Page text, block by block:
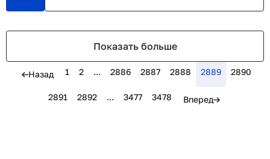
Показать больше
Назад 1 2 ... 2886 2887 2888 2889 2890
2891 2892 ... 3477 3478 Вперед